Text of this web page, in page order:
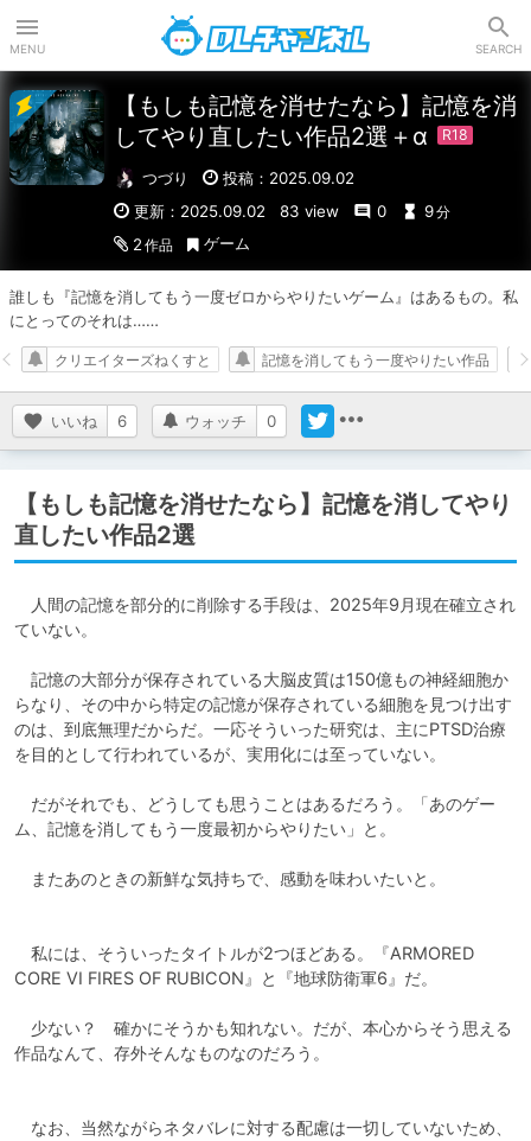
MENU SEARCH
【もしも記憶を消せたなら】記憶を消
してやり直したい作品2選＋α
つづり
投稿：2025.09.02
更新：2025.09.02
83 view 0 9分
2 作品 ゲーム
誰しも『記憶を消してもう一度ゼロからやりたいゲーム』はあるもの。私
にとってのそれは……
いいね 6 ウォッチ 0
クリエイターズねくすと 記憶を消してもう一度やりたい作品
【もしも記憶を消せたなら】記憶を消してやり
直したい作品2選
人間の記憶を部分的に削除する手段は、2025年9月現在確立され
ていない。
記憶の大部分が保存されている大脳皮質は150億もの神経細胞か
らなり、その中から特定の記憶が保存されている細胞を見つけ出す
のは、到底無理だからだ。一応そういった研究は、主にPTSD治療
を目的として行われているが、実用化には至っていない。
だがそれでも、どうしても思うことはあるだろう。「あのゲー
ム、記憶を消してもう一度最初からやりたい」と。
またあのときの新鮮な気持ちで、感動を味わいたいと。
私には、そういったタイトルが2つほどある。『ARMORED
CORE VI FIRES OF RUBICON』と『地球防衛軍6』だ。
少ない？　確かにそうかも知れない。だが、本心からそう思える
作品なんて、存外そんなものなのだろう。
なお、当然ながらネタバレに対する配慮は一切していないため、